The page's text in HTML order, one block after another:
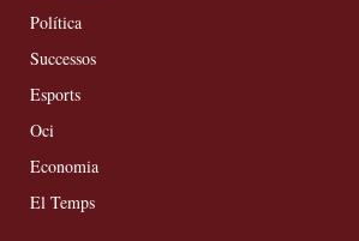
Política
Successos
Esports
Oci
Economia
El Temps